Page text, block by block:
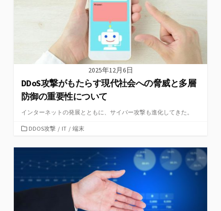
2025年12月6日
DDoS攻撃がもたらす現代社会への脅威と多層
防御の重要性について
インターネットの発展とともに、サイバー攻撃も進化してきた。
カ
ゴ
ー
DDOS攻撃 / IT / 端末